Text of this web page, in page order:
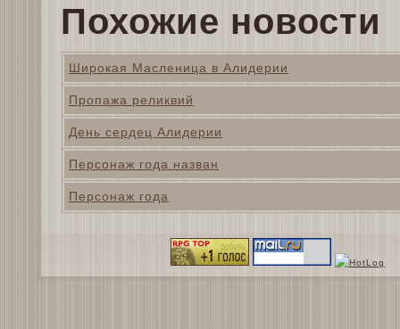
Похожие новости
Широкая Масленица в Алидерии
Пропажа реликвий
День сердец Алидерии
Персонаж года назван
Персонаж года